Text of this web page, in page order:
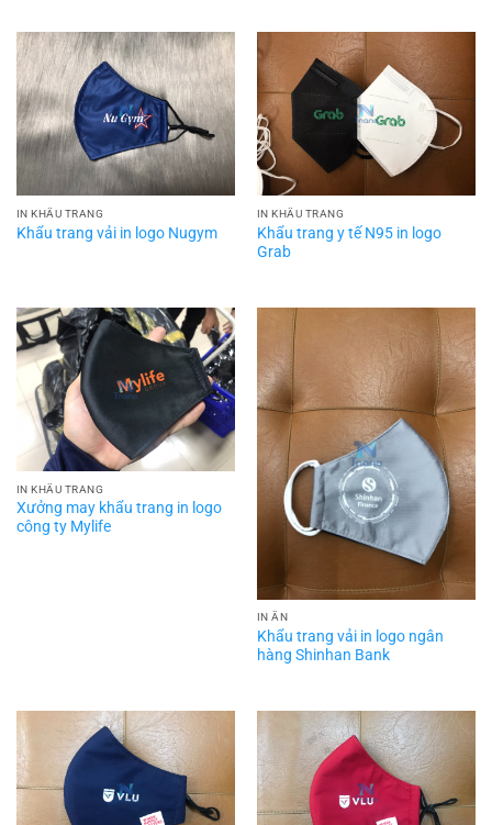
IN KHẨU TRANG
Khẩu trang vải in logo Nugym
IN KHẨU TRANG
Khẩu trang y tế N95 in logo
Grab
IN KHẨU TRANG
Xưởng may khẩu trang in logo
công ty Mylife
IN ẤN
Khẩu trang vải in logo ngân
hàng Shinhan Bank